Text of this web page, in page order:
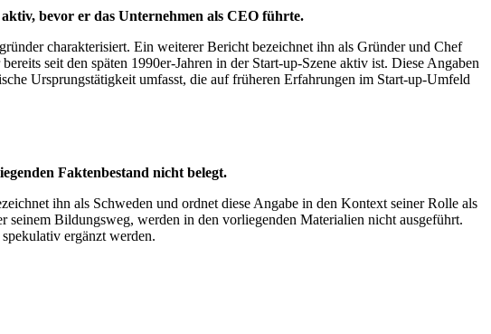
bevor er das Unternehmen als CEO führte.
charakterisiert. Ein weiterer Bericht bezeichnet ihn als Gründer und Chef
seit den späten 1990er-Jahren in der Start-up-Szene aktiv ist. Diese Angaben
Ursprungstätigkeit umfasst, die auf früheren Erfahrungen im Start-up-Umfeld
Faktenbestand nicht belegt.
ihn als Schweden und ordnet diese Angabe in den Kontext seiner Rolle als
Bildungsweg, werden in den vorliegenden Materialien nicht ausgeführt.
ergänzt werden.